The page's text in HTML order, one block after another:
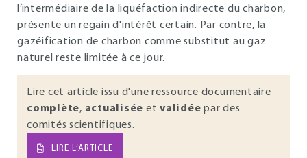
l’intermédiaire de la liquéfaction indirecte du charbon,
présente un regain d'intérêt certain. Par contre, la
gazéification de charbon comme substitut au gaz
naturel reste limitée à ce jour.
Lire cet article issu d'une ressource documentaire
complète, actualisée et validée par des
comités scientifiques.
LIRE L’ARTICLE